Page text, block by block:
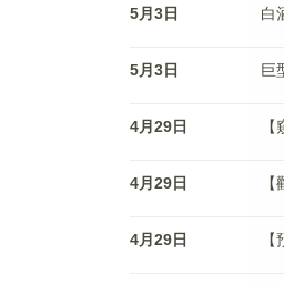
5月3日 白
5月3日 巨
4月29日
4月29日
4月29日